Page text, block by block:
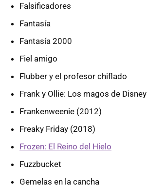
Falsificadores
Fantasía
Fantasía 2000
Fiel amigo
Flubber y el profesor chiflado
Frank y Ollie: Los magos de Disney
Frankenweenie (2012)
Freaky Friday (2018)
Frozen: El Reino del Hielo
Fuzzbucket
Gemelas en la cancha